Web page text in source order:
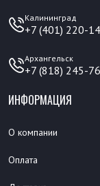
Калининград
+7 (401) 220-
Архангельск
+7 (818) 245-
ИНФОРМАЦИЯ
О компании
Оплата